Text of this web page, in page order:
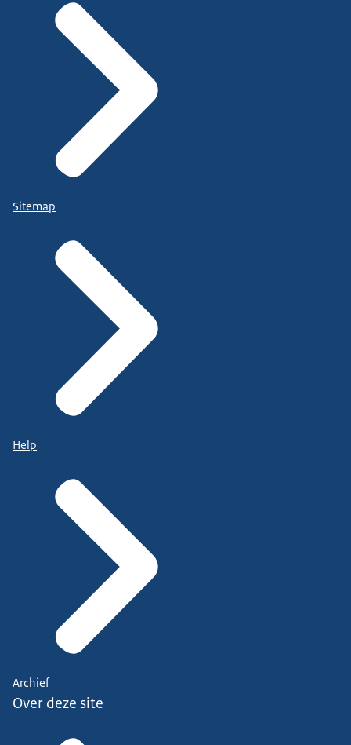
Sitemap
Help
Archief
Over deze site